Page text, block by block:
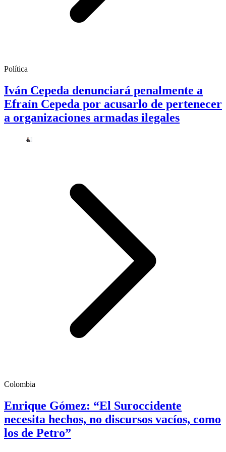
Política
Iván Cepeda denunciará penalmente a
Efraín Cepeda por acusarlo de pertenecer
a organizaciones armadas ilegales
Colombia
Enrique Gómez: “El Suroccidente
necesita hechos, no discursos vacíos, como
los de Petro”